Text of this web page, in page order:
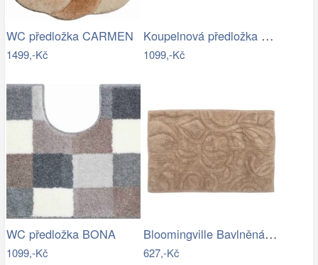
WC předložka CARMEN
1499,-Kč
Koupelnová předložka ART
1099,-Kč
WC předložka BONA
1099,-Kč
Bloomingville Bavlněná koupelnová…
627,-Kč